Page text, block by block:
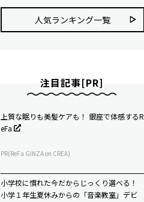
人気ランキング⼀覧
注目記事[PR]
上質な眠りも美髪ケアも！ 銀座で体感するR
eFa
PR(ReFa GINZA on CREA)
小学校に慣れた今だからじっくり選べる！
小学１年生夏休みからの「音楽教室」デビ